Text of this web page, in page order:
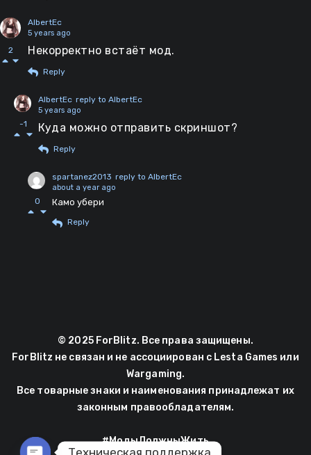
2
AlbertEc
5 years ago
Некорректно встаёт мод.
Reply
-1
AlbertEc reply to AlbertEc
5 years ago
Куда можно отправить скриншот?
Reply
0
spartanez2013 reply to AlbertEc
about a year ago
Камо убери
Reply
© 2025 ForBlitz. Все права защищены.
ForBlitz не связан и не ассоциирован с Lesta Games или
Wargaming.
Все товарные знаки и наименования принадлежат их
законным правообладателям.
#МодыДолжныЖить
Техническая поддержка